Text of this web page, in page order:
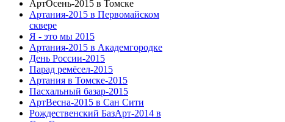
АртОсень-2015 в Томске
Артания-2015 в Первомайском
сквере
Я - это мы 2015
Артания-2015 в Академгородке
День России-2015
Парад ремёсел-2015
Артания в Томске-2015
Пасхальный базар-2015
АртВесна-2015 в Сан Сити
Рождественский БазАрт-2014 в